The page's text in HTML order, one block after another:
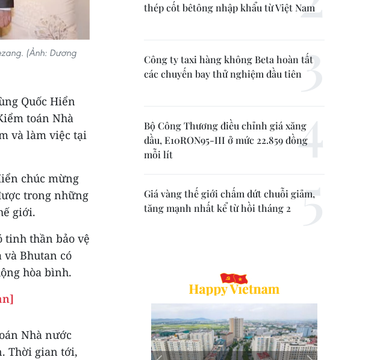
(Ảnh: Dương
Quốc Hiển
toán Nhà
và làm việc tại
chúc mừng
trong những
giới.
tinh thần bảo vệ
Bhutan có
hòa bình.
Nhà nước
Thời gian tới,
thép cốt bêtông nhập khẩu từ Việt Nam
Công ty taxi hàng không Beta hoàn tất
các chuyến bay thử nghiệm đầu tiên
Bộ Công Thương điều chỉnh giá xăng
dầu, E10RON95-III ở mức 22.859 đồng
mỗi lít
Giá vàng thế giới chấm dứt chuỗi giảm,
tăng mạnh nhất kể từ hồi tháng 2